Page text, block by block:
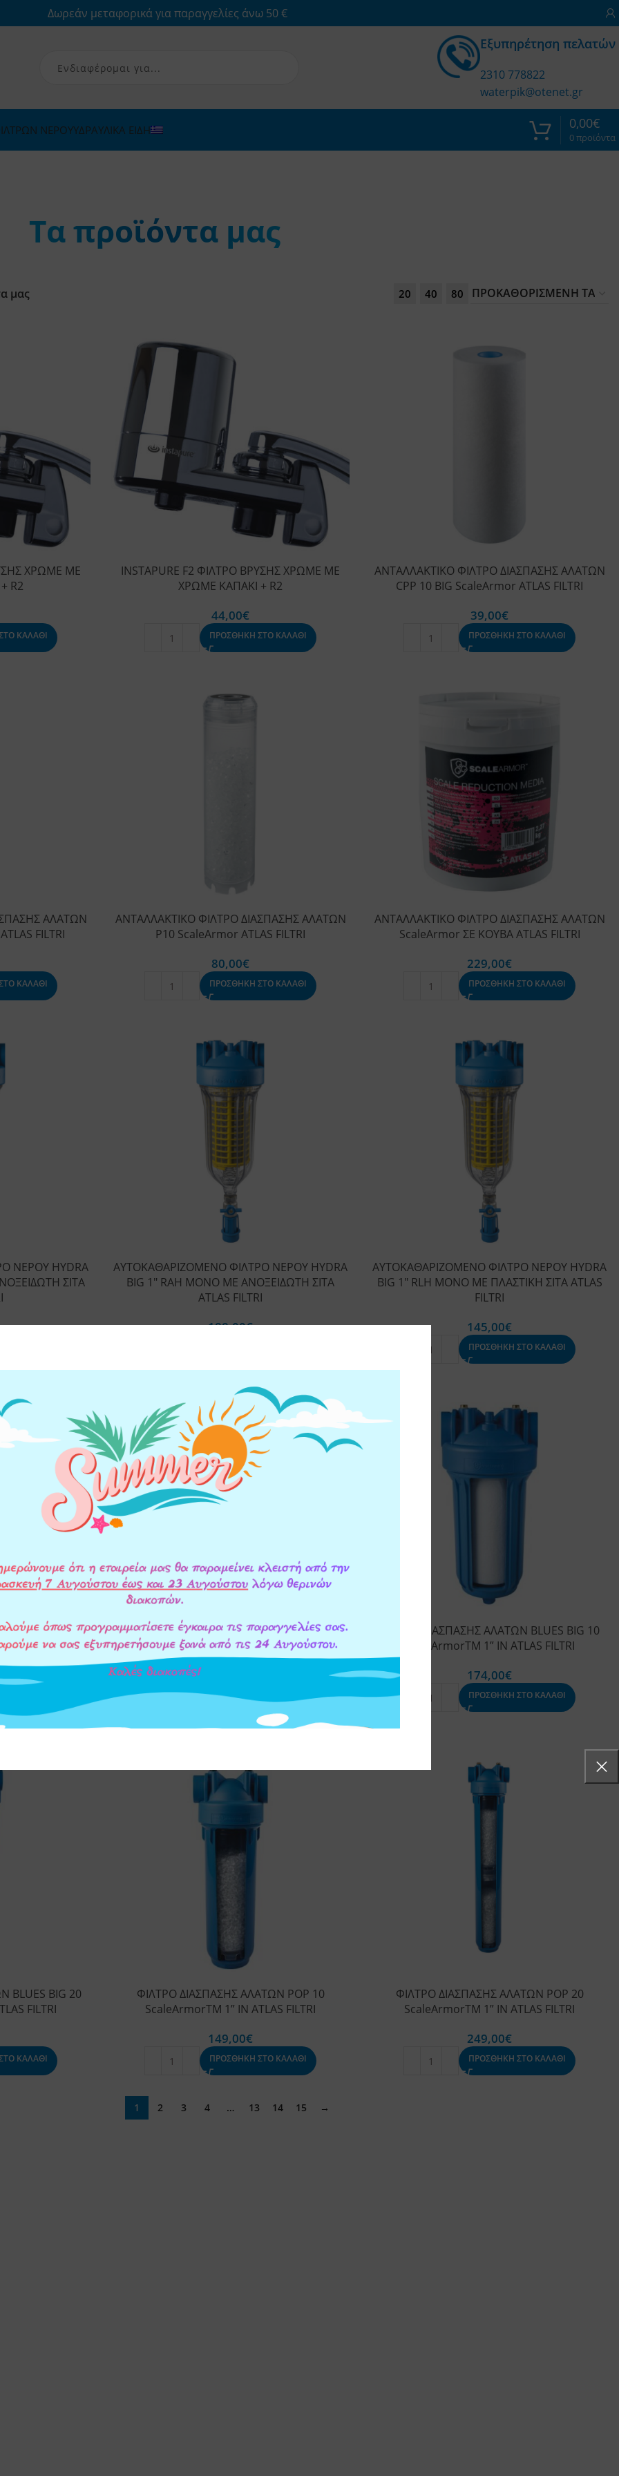
Δωρεάν μεταφορικά για παραγγελίες άνω 50 €
Εξυπηρέτηση πελατών
2310 778822
waterpik@otenet.gr
ΝΕΡΟΥΥΔΡΑΥΛΙΚΑ ΕΙΔΗ
0προϊόντα
0,00€
Τα προϊόντα μας
μας 20 40 80
ΧΡΩΜΕ ΜΕ
R2
ΚΑΛΑΘΙ
INSTAPURE F2 ΦΙΛΤΡΟ ΒΡΥΣΗΣ ΧΡΩΜΕ ΜΕ
ΧΡΩΜΕ ΚΑΠΑΚΙ + R2
44,00€
ΠΡΟΣΘΗΚΗ ΣΤΟ ΚΑΛΑΘΙ
ΑΝΤΑΛΛΑΚΤΙΚΟ ΦΙΛΤΡΟ ΔΙΑΣΠΑΣΗΣ ΑΛΑΤΩΝ
CPP 10 BIG ScaleArmor ATLAS FILTRI
39,00€
ΠΡΟΣΘΗΚΗ ΣΤΟ ΚΑΛΑΘΙ
ΑΛΑΤΩΝ
FILTRI
ΚΑΛΑΘΙ
ΑΝΤΑΛΛΑΚΤΙΚΟ ΦΙΛΤΡΟ ΔΙΑΣΠΑΣΗΣ ΑΛΑΤΩΝ
P10 ScaleArmor ATLAS FILTRI
80,00€
ΠΡΟΣΘΗΚΗ ΣΤΟ ΚΑΛΑΘΙ
ΑΝΤΑΛΛΑΚΤΙΚΟ ΦΙΛΤΡΟ ΔΙΑΣΠΑΣΗΣ ΑΛΑΤΩΝ
ScaleArmor ΣΕ ΚΟΥΒΑ ATLAS FILTRI
229,00€
ΠΡΟΣΘΗΚΗ ΣΤΟ ΚΑΛΑΘΙ
ΝΕΡΟΥ HYDRA
ΣΙΤΑ
ΑΥΤΟΚΑΘΑΡΙΖΟΜΕΝΟ ΦΙΛΤΡΟ ΝΕΡΟΥ HYDRA
BIG 1″ RAH ΜΟΝΟ ΜΕ ΑΝΟΞΕΙΔΩΤΗ ΣΙΤΑ
ATLAS FILTRI
188,00€
ΑΥΤΟΚΑΘΑΡΙΖΟΜΕΝΟ ΦΙΛΤΡΟ ΝΕΡΟΥ HYDRA
BIG 1″ RLH ΜΟΝΟ ΜΕ ΠΛΑΣΤΙΚΗ ΣΙΤΑ ATLAS
FILTRI
145,00€
ΠΡΟΣΘΗΚΗ ΣΤΟ ΚΑΛΑΘΙ
ΝΕΡΟΥ HYDRA
ΣΙΤΑ
ΚΑΛΑΘΙ
ΑΥΤΟΚΑΘΑΡΙΖΟΜΕΝΟ ΦΙΛΤΡΟ ΝΕΡΟΥ HYDRA
BIG DUO 1″ RAH ΜΕ ΑΝΟΞΕΙΔΩΤΗ ΣΙΤΑ ATLAS
FILTRI
267,00
ΦΙΛΤΡΟ ΔΙΑΣΠΑΣΗΣ ΑΛΑΤΩΝ BLUES BIG 10
ScaleArmorTM 1” IN ATLAS FILTRI
174,00€
ΠΡΟΣΘΗΚΗ ΣΤΟ ΚΑΛΑΘΙ
BLUES BIG 20
FILTRI
ΚΑΛΑΘΙ
ΦΙΛΤΡΟ ΔΙΑΣΠΑΣΗΣ ΑΛΑΤΩΝ POP 10
ScaleArmorTM 1” IN ATLAS FILTRI
149,00€
ΠΡΟΣΘΗΚΗ ΣΤΟ ΚΑΛΑΘΙ
ΦΙΛΤΡΟ ΔΙΑΣΠΑΣΗΣ ΑΛΑΤΩΝ POP 20
ScaleArmorTM 1” IN ATLAS FILTRI
249,00€
ΠΡΟΣΘΗΚΗ ΣΤΟ ΚΑΛΑΘΙ
1 2 3 4 … 13 14 15 →